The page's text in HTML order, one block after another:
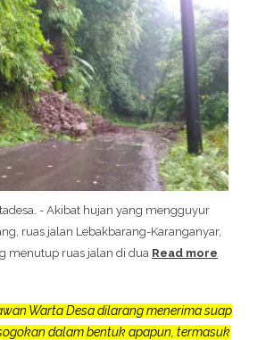
- Akibat hujan yang mengguyur
ruas jalan Lebakbarang-Karanganyar,
menutup ruas jalan di dua Read more
Warta Desa dilarang menerima suap
dalam bentuk apapun, termasuk